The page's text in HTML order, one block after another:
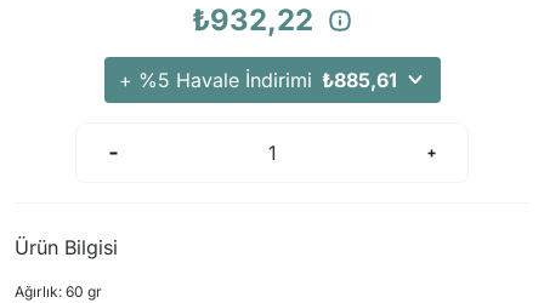
₺932,22
+ %5 Havale İndirimi ₺885,61
Ürün Bilgisi
Ağırlık: 60 gr